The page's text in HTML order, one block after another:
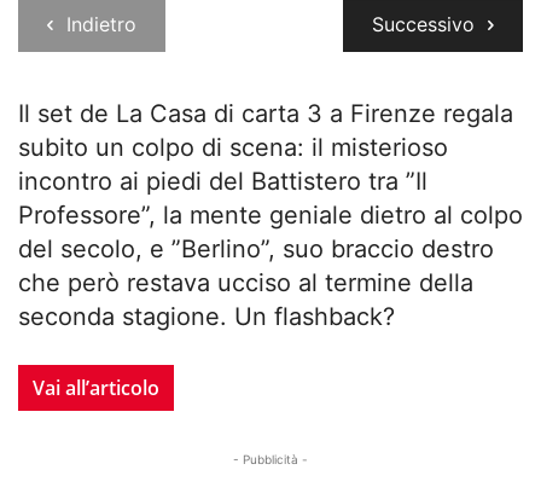
Indietro Successivo
Il set de La Casa di carta 3 a Firenze regala
subito un colpo di scena: il misterioso
incontro ai piedi del Battistero tra ”Il
Professore”, la mente geniale dietro al colpo
del secolo, e ”Berlino”, suo braccio destro
che però restava ucciso al termine della
seconda stagione. Un flashback?
Vai all’articolo
- Pubblicità -